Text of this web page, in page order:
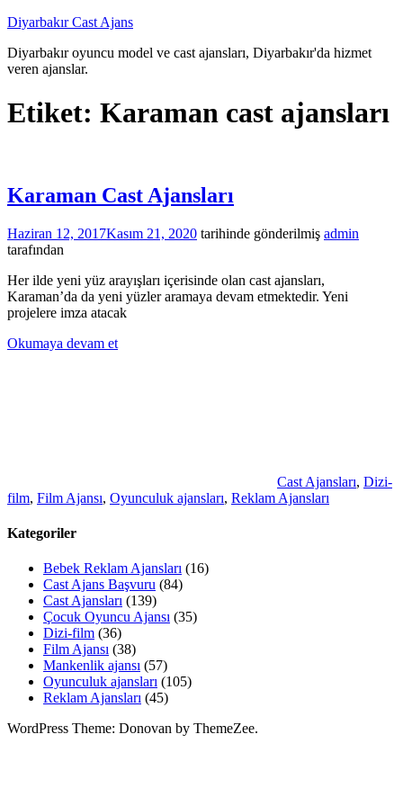
İçeriğe
Diyarbakır Cast Ajans
Diyarbakır oyuncu model ve cast ajansları, Diyarbakır'da hizmet
veren ajanslar.
Etiket: Karaman cast ajansları
Karaman Cast Ajansları
Haziran 12, 2017Kasım 21, 2020 tarihinde gönderilmiş admin
tarafından
Her ilde yeni yüz arayışları içerisinde olan cast ajansları,
Karaman’da da yeni yüzler aramaya devam etmektedir. Yeni
projelere imza atacak
Okumaya devam et
Cast Ajansları, Dizi-
film, Film Ajansı, Oyunculuk ajansları, Reklam Ajansları
Kategoriler
Bebek Reklam Ajansları (16)
Cast Ajans Başvuru (84)
Cast Ajansları (139)
Çocuk Oyuncu Ajansı (35)
Dizi-film (36)
Film Ajansı (38)
Mankenlik ajansı (57)
Oyunculuk ajansları (105)
Reklam Ajansları (45)
WordPress Theme: Donovan by ThemeZee.